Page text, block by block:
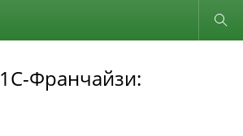
Обычная версия
1С-Франчайзи: